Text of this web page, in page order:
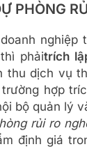
PHÒNG
nghiệp
phảitrích
thu dịch vụ
hợp
bộ quản lý
rủi ro
định giá